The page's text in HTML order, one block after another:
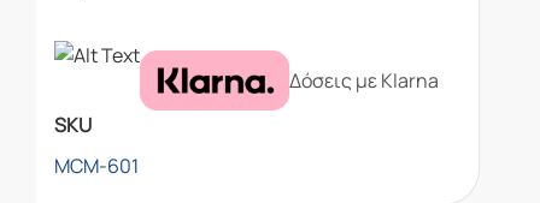
Δόσεις με Klarna
SKU
MCM-601